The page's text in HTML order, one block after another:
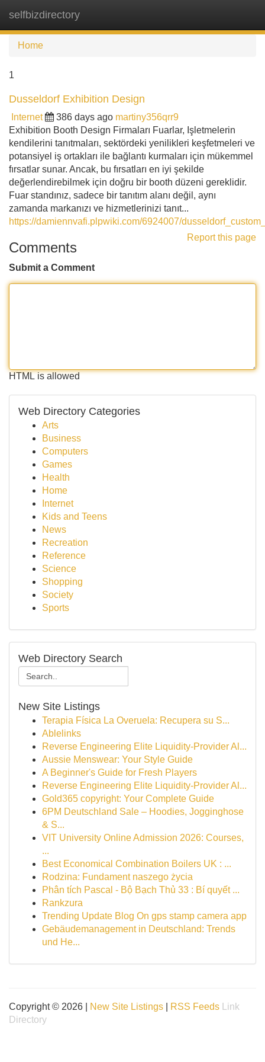
selfbizdirectory
Home
1
Dusseldorf Exhibition Design
Internet 386 days ago martiny356qrr9
Exhibition Booth Design Firmaları Fuarlar, Işletmelerin
kendilerini tanıtmaları, sektördeki yenilikleri keşfetmeleri ve
potansiyel iş ortakları ile bağlantı kurmaları için mükemmel
fırsatlar sunar. Ancak, bu fırsatları en iyi şekilde
değerlendirebilmek için doğru bir booth düzeni gereklidir.
Fuar standınız, sadece bir tanıtım alanı değil, aynı
zamanda markanızı ve hizmetlerinizi tanıt...
https://damiennvafi.plpwiki.com/6924007/
Report this page
Comments
Submit a Comment
HTML is allowed
Web Directory Categories
Arts
Business
Computers
Games
Health
Home
Internet
Kids and Teens
News
Recreation
Reference
Science
Shopping
Society
Sports
Web Directory Search
New Site Listings
Terapia Física La Overuela: Recupera su S...
Ablelinks
Reverse Engineering Elite Liquidity-Provider Al...
Aussie Menswear: Your Style Guide
A Beginner's Guide for Fresh Players
Reverse Engineering Elite Liquidity-Provider Al...
Gold365 copyright: Your Complete Guide
6PM Deutschland Sale – Hoodies, Jogginghose
& S...
VIT University Online Admission 2026: Courses,
...
Best Economical Combination Boilers UK : ...
Rodzina: Fundament naszego życia
Phân tích Pascal - Bộ Bạch Thủ 33 : Bí quyết ...
Rankzura
Trending Update Blog On gps stamp camera app
Gebäudemanagement in Deutschland: Trends
und He...
Copyright © 2026 | New Site Listings RSS Feeds
Link
Directory